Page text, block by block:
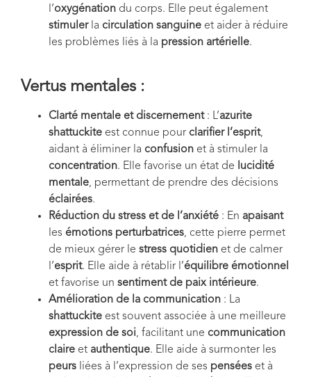
l’oxygénation du corps. Elle peut également
stimulerla circulation sanguine et aider à réduire
les problèmes liés à la pression artérielle.
Vertus mentales :
Clarté mentale et discernement: L’azurite
shattuckite est connue pour clarifier l’esprit,
aidant à éliminer la confusion et à stimuler la
concentration. Elle favorise un état de lucidité
mentale, permettant de prendre des décisions
éclairées.
Réduction du stress et de l’anxiété : En apaisant
les émotions perturbatrices, cette pierre permet
de mieux gérer le stress quotidien et de calmer
l’esprit. Elle aide à rétablir l’équilibre émotionnel
et favorise un sentiment de paix intérieure.
Amélioration de la communication : La
shattuckite est souvent associée à une meilleure
expression de soi, facilitant une communication
claire et authentique. Elle aide à surmonter les
peurs liées à l’expression de ses pensées et à